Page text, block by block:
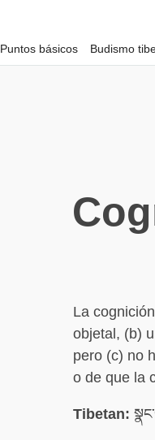
Puntos básicos Budismo
La
objetal, (b)
pero (c) no
o de que la
Tibetan: